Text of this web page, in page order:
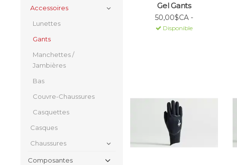
Accessoires
Lunettes
Gants
Manchettes /
Jambières
Bas
Couvre-Chaussures
Casquettes
Casques
Chaussures
Composantes
Gel Gants
50,00$CA -
Disponible